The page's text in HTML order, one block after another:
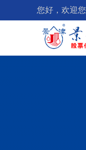
您好，欢迎